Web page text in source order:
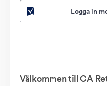
Logga in
Välkommen till CA